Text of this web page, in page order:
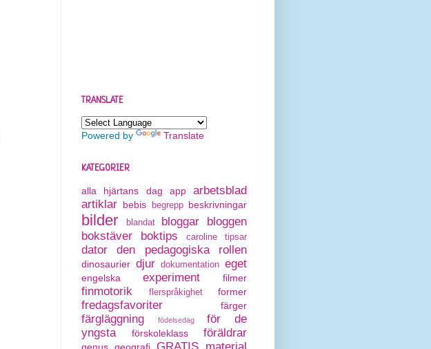
TRANSLATE
Powered by Translate
KATEGORIER
alla hjärtans dag app
arbetsblad
artiklar bebis begrepp beskrivningar
bilder blandat bloggar
bloggen
bokstäver
boktips caroline tipsar
dator den pedagogiska rollen
dinosaurier djur dokumentation eget
engelska experiment filmer
finmotorik flerspråkighet former
fredagsfavoriter färger
färgläggning födelsedag
för de
yngsta
förskoleklass föräldrar